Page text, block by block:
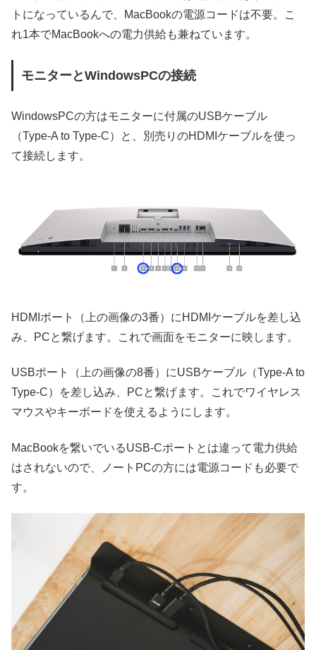
トになっているんで、MacBookの電源コードは不要。こ
れ1本でMacBookへの電力供給も兼ねています。
モニターとWindowsPCの接続
WindowsPCの方はモニターに付属のUSBケーブル
（Type-A to Type-C）と、別売りのHDMIケーブルを使っ
て接続します。
HDMIポート（上の画像の3番）にHDMIケーブルを差し込
み、PCと繋げます。これで画面をモニターに映します。
USBポート（上の画像の8番）にUSBケーブル（Type-A to
Type-C）を差し込み、PCと繋げます。これでワイヤレス
マウスやキーボードを使えるようにします。
MacBookを繋いでいるUSB-Cポートとは違って電力供給
はされないので、ノートPCの方には電源コードも必要で
す。